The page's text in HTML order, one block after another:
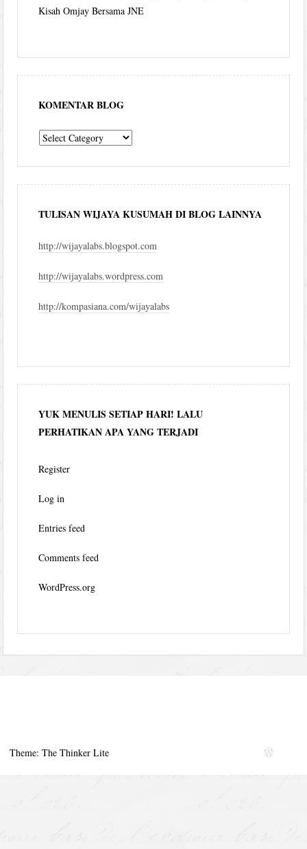
Kisah Omjay Bersama JNE
KOMENTAR BLOG
komentar
TULISAN WIJAYA KUSUMAH DI BLOG LAINNYA
http://wijayalabs.blogspot.com
http://wijayalabs.wordpress.com
http://kompasiana.com/wijayalabs
YUK MENULIS SETIAP HARI! LALU
PERHATIKAN APA YANG TERJADI
Register
Log in
Entries feed
Comments feed
WordPress.org
Theme: The Thinker Lite